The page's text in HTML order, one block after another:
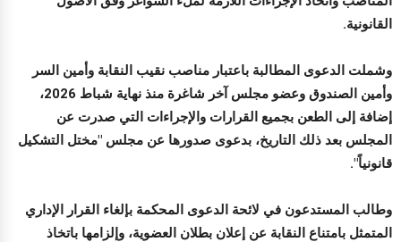
القانونية.
وشملت الدعوى المطالبة باعتبار مناصب نقيب النقابة وأمين السر
وأمين الصندوق وعضو مجلس آخر شاغرة منذ نهاية شباط 2026،
إضافة إلى الطعن بجميع القرارات والإجراءات التي صدرت عن
المجلس بعد ذلك التاريخ، بدعوى صدورها عن مجلس "مختل التشكيل
قانونياً".
وطالب المستدعون في لائحة الدعوى المحكمة بإلغاء القرار الإداري
المتمثل بامتناع النقابة عن إعلان بطلان العضوية، وإلزامها باتخاذ